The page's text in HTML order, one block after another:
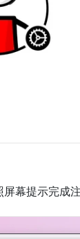
屏幕提示完成